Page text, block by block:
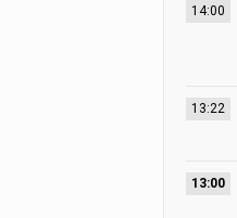
14:00
13:22
13:00